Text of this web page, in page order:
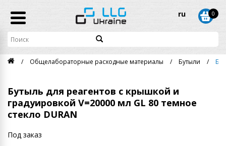
ru 0
Общелабораторные расходные материалы Бутыли
Бутыль для реагентов с крышкой и
градуировкой V=20000 мл GL 80 темное
стекло DURAN
Под заказ